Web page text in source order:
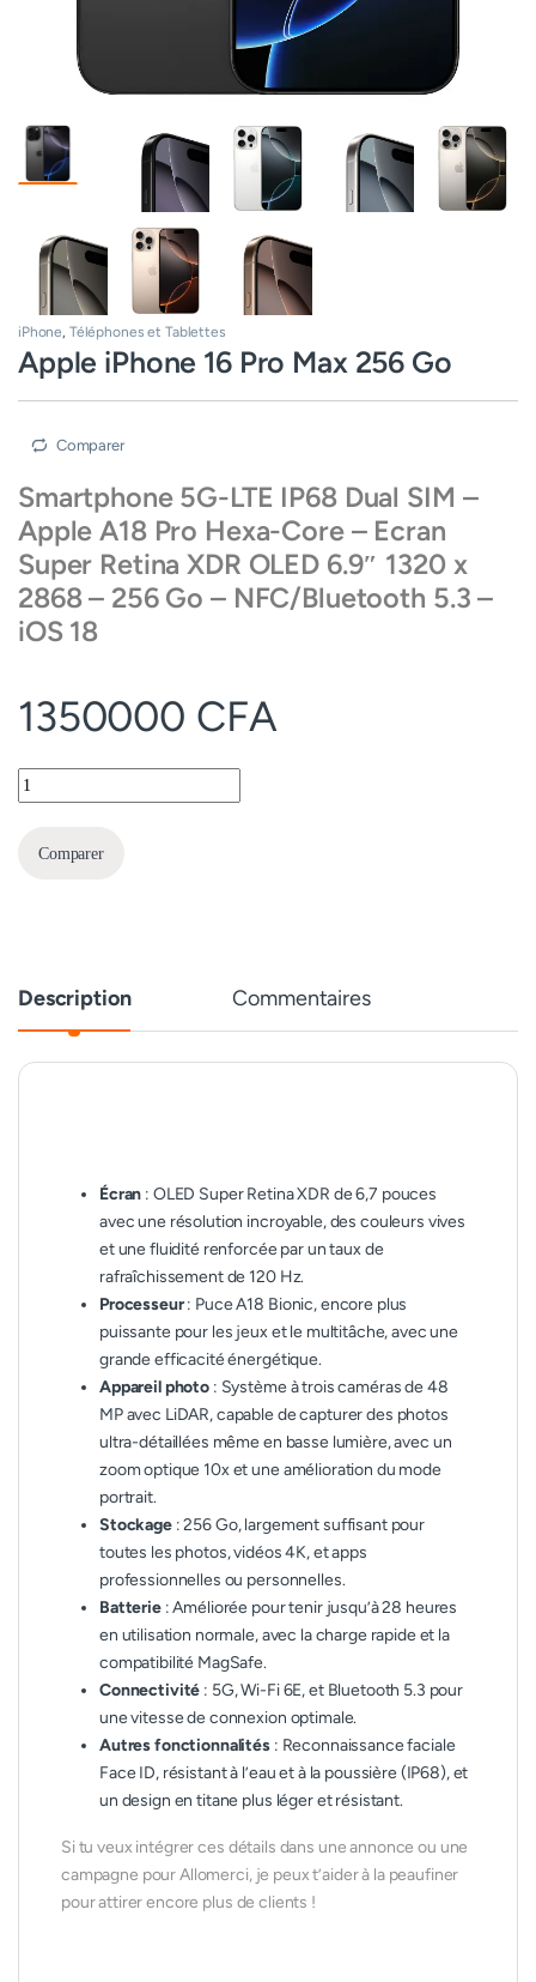
iPhone, Téléphones et Tablettes
Apple iPhone 16 Pro Max 256 Go
Comparer
Smartphone 5G-LTE IP68 Dual SIM –
Apple A18 Pro Hexa-Core – Ecran
Super Retina XDR OLED 6.9″ 1320 x
2868 – 256 Go – NFC/Bluetooth 5.3 –
iOS 18
1350000 CFA
Apple iPhone 16 Pro Max 256 Go quantity
Comparer
Description Commentaires
Écran : OLED Super Retina XDR de 6,7 pouces
avec une résolution incroyable, des couleurs vives
et une fluidité renforcée par un taux de
rafraîchissement de 120 Hz.
Processeur: Puce A18 Bionic, encore plus
puissante pour les jeux et le multitâche, avec une
grande efficacité énergétique.
Appareil photo : Système à trois caméras de 48
MP avec LiDAR, capable de capturer des photos
ultra-détaillées même en basse lumière, avec un
zoom optique 10x et une amélioration du mode
portrait.
Stockage: 256 Go, largement suffisant pour
toutes les photos, vidéos 4K, et apps
professionnelles ou personnelles.
Batterie: Améliorée pour tenir jusqu’à 28 heures
en utilisation normale, avec la charge rapide et la
compatibilité MagSafe.
Connectivité : 5G, Wi-Fi 6E, et Bluetooth 5.3 pour
une vitesse de connexion optimale.
Autres fonctionnalités: Reconnaissance faciale
Face ID, résistant à l’eau et à la poussière (IP68), et
un design en titane plus léger et résistant.
Si tu veux intégrer ces détails dans une annonce ou une
campagne pour Allomerci, je peux t’aider à la peaufiner
pour attirer encore plus de clients !